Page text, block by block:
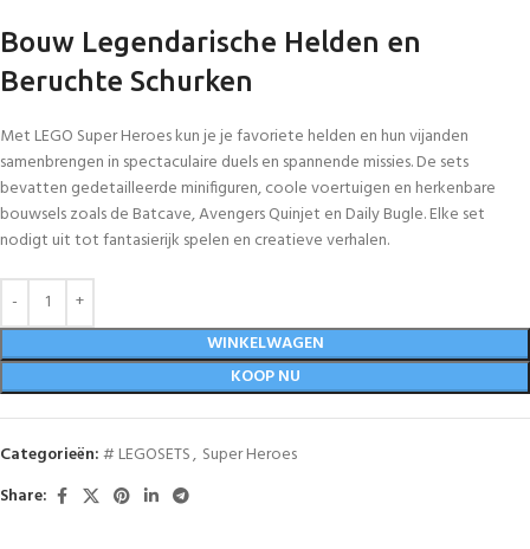
Bouw Legendarische Helden en
Beruchte Schurken
Met LEGO Super Heroes kun je je favoriete helden en hun vijanden
samenbrengen in spectaculaire duels en spannende missies. De sets
bevatten gedetailleerde minifiguren, coole voertuigen en herkenbare
bouwsels zoals de Batcave, Avengers Quinjet en Daily Bugle. Elke set
nodigt uit tot fantasierijk spelen en creatieve verhalen.
WINKELWAGEN
KOOP NU
Categorieën:# LEGOSETS, Super Heroes
Share: